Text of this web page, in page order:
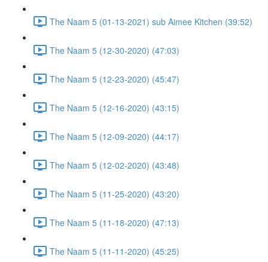
The Naam 5 (01-13-2021) sub Aimee Kitchen (39:52)
The Naam 5 (12-30-2020) (47:03)
The Naam 5 (12-23-2020) (45:47)
The Naam 5 (12-16-2020) (43:15)
The Naam 5 (12-09-2020) (44:17)
The Naam 5 (12-02-2020) (43:48)
The Naam 5 (11-25-2020) (43:20)
The Naam 5 (11-18-2020) (47:13)
The Naam 5 (11-11-2020) (45:25)